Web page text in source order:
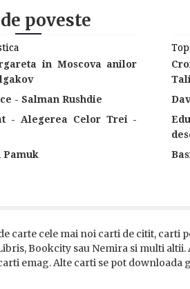
poveste
in Moscova anilor
- Salman Rushdie
- Alegerea Celor Trei -
Pamuk
cele mai noi carti de citit, carti
Bookcity sau Nemira si multi
emag. Alte carti se pot downloada